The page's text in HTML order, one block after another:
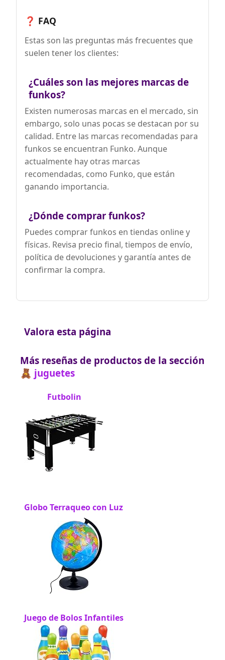
❓ FAQ
Estas son las preguntas más frecuentes que
suelen tener los clientes:
¿Cuáles son las mejores marcas de
funkos?
Existen numerosas marcas en el mercado, sin
embargo, solo unas pocas se destacan por su
calidad. Entre las marcas recomendadas para
funkos se encuentran Funko. Aunque
actualmente hay otras marcas
recomendadas, como Funko, que están
ganando importancia.
¿Dónde comprar funkos?
Puedes comprar funkos en tiendas online y
físicas. Revisa precio final, tiempos de envío,
política de devoluciones y garantía antes de
confirmar la compra.
Valora esta página
Más reseñas de productos de la sección
🧸 juguetes
Futbolin
Globo Terraqueo con Luz
Juego de Bolos Infantiles